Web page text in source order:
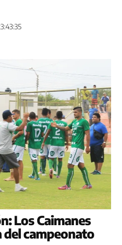
Los Caimanes
del campeonato